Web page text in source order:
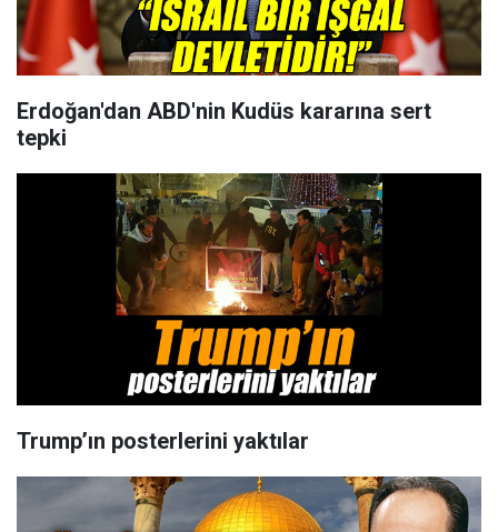
Erdoğan'dan ABD'nin Kudüs kararına sert
tepki
Trump’ın posterlerini yaktılar